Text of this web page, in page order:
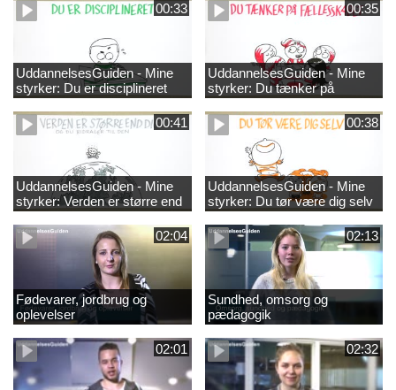
00:33
UddannelsesGuiden - Mine
styrker: Du er disciplineret
00:35
UddannelsesGuiden - Mine
styrker: Du tænker på
fællesskabet
00:41
UddannelsesGuiden - Mine
styrker: Verden er større end
dig og du bidrager til den
00:38
UddannelsesGuiden - Mine
styrker: Du tør være dig selv
02:04
Fødevarer, jordbrug og
oplevelser
02:13
Sundhed, omsorg og
pædagogik
02:01 02:32